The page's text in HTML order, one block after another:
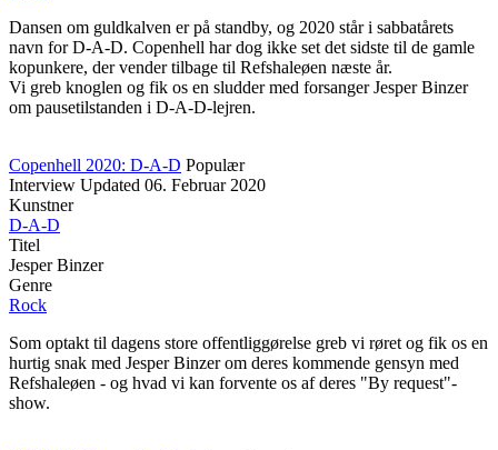
Dansen om guldkalven er på standby, og 2020 står i sabbatårets
navn for D-A-D. Copenhell har dog ikke set det sidste til de gamle
kopunkere, der vender tilbage til Refshaleøen næste år.
Vi greb knoglen og fik os en sludder med forsanger Jesper Binzer
om pausetilstanden i D-A-D-lejren.
Copenhell 2020: D-A-D Populær
Interview Updated 06. Februar 2020
Kunstner
D-A-D
Titel
Jesper Binzer
Genre
Rock
Som optakt til dagens store offentliggørelse greb vi røret og fik os en
hurtig snak med Jesper Binzer om deres kommende gensyn med
Refshaleøen - og hvad vi kan forvente os af deres "By request"-
show.